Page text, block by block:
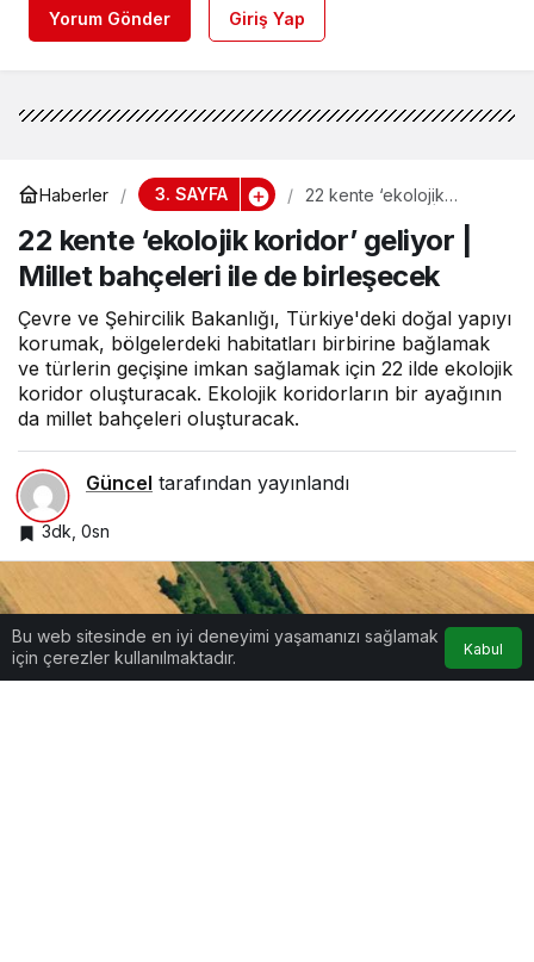
Yorum Gönder Giriş Yap
Haberler 3. SAYFA
22 kente ‘ekolojik
bahçeleri ile de
birleşecek
22 kente ‘ekolojik koridor’ geliyor |
Millet bahçeleri ile de birleşecek
Çevre ve Şehircilik Bakanlığı, Türkiye'deki doğal yapıyı
korumak, bölgelerdeki habitatları birbirine bağlamak
ve türlerin geçişine imkan sağlamak için 22 ilde ekolojik
koridor oluşturacak. Ekolojik koridorların bir ayağının
da millet bahçeleri oluşturacak.
Güncel tarafından yayınlandı
3dk, 0sn
Bu web sitesinde en iyi deneyimi yaşamanızı sağlamak
için çerezler kullanılmaktadır.
Kabul